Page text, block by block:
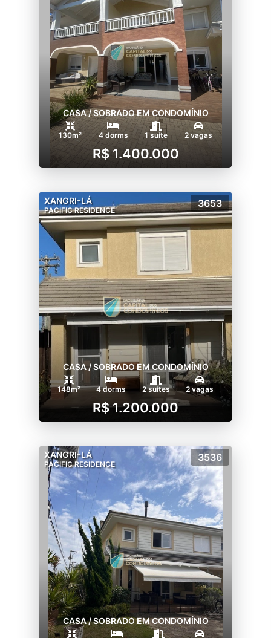
CASA / SOBRADO EM CONDOMÍNIO
130m² 4 dorms 1 suíte 2 vagas
R$ 1.400.000
XANGRI-LÁ
PACIFIC RESIDENCE
3653
CASA / SOBRADO EM CONDOMÍNIO
148m² 4 dorms 2 suítes 2 vagas
R$ 1.200.000
XANGRI-LÁ
PACIFIC RESIDENCE
3536
CASA / SOBRADO EM CONDOMÍNIO